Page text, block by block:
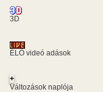
3D
ÉLŐ videó adások
+
Változások naplója